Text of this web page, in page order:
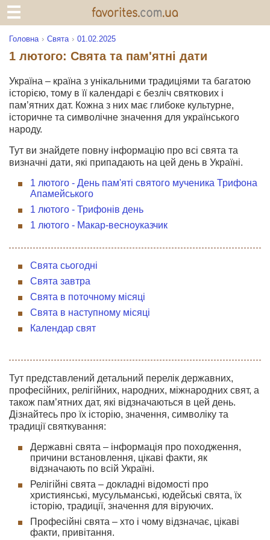
Головна Свята 01.02.2025
1 лютого: Свята та пам'ятні дати
Україна – країна з унікальними традиціями та багатою
історією, тому в її календарі є безліч святкових і
пам’ятних дат. Кожна з них має глибоке культурне,
історичне та символічне значення для українського
народу.
Тут ви знайдете повну інформацію про всі свята та
визначні дати, які припадають на цей день в Україні.
1 лютого - День пам'яті святого мученика Трифона
Апамейського
1 лютого - Трифонів день
1 лютого - Макар-весноуказчик
Свята сьогодні
Свята завтра
Свята в поточному місяці
Свята в наступному місяці
Календар свят
Тут представлений детальний перелік державних,
професійних, релігійних, народних, міжнародних свят, а
також пам’ятних дат, які відзначаються в цей день.
Дізнайтесь про їх історію, значення, символіку та
традиції святкування:
Державні свята – інформація про походження,
причини встановлення, цікаві факти, як
відзначають по всій Україні.
Релігійні свята – докладні відомості про
християнські, мусульманські, юдейські свята, їх
історію, традиції, значення для віруючих.
Професійні свята – хто і чому відзначає, цікаві
факти, привітання.